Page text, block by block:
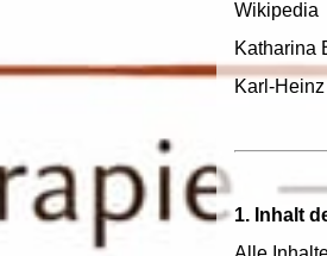
Wikipedia
Katharina
Karl-
1. Inhalt